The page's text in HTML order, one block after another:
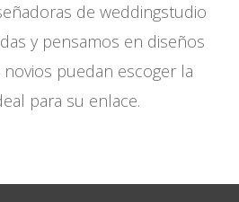
de weddingstudio
y pensamos en diseños
puedan escoger la
para su enlace.